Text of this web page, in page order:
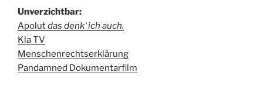
Unverzichtbar:
Apolutdas denk‘ ich auch.
Kla TV
Menschenrechtserklärung
Pandamned Dokumentarfilm